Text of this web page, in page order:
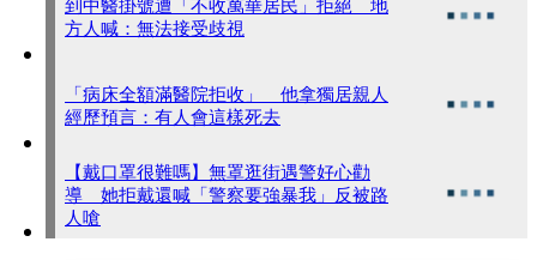
到中醫掛號遭「不收萬華居民」拒絕 地
方人喊：無法接受歧視
「病床全額滿醫院拒收」 他拿獨居親人
經歷預言：有人會這樣死去
【戴口罩很難嗎】無罩逛街遇警好心勸
導 她拒戴還喊「警察要強暴我」反被路
人嗆